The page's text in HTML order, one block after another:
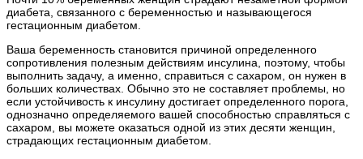
диабета, связанного с беременностью и называющегося
гестационным диабетом.
Ваша беременность становится причиной определенного
сопротивления полезным действиям инсулина, поэтому, чтобы
выполнить задачу, а именно, справиться с сахаром, он нужен в
больших количествах. Обычно это не составляет проблемы, но
если устойчивость к инсулину достигает определенного порога,
однозначно определяемого вашей способностью справляться с
сахаром, вы можете оказаться одной из этих десяти женщин,
страдающих гестационным диабетом.